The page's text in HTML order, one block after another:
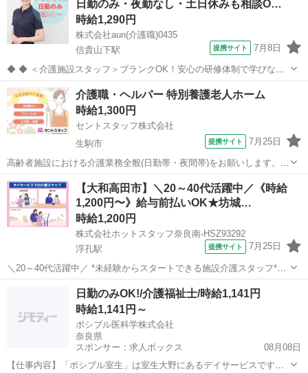
日勤のみ・夜勤なし・土日休みも相談O…
時給1,290円
株式会社aun(介護職)0435
信貴山下駅
提携サイト 7月8日
◆ ◆ ＜介護施設スタッフ＞ブランクOK！安心の研修体制で学びなが
ら働こう♪ 先輩たちはみんな、優しくあたたかい雰囲気です! 業務中は
しっかりフォローするので、安心してください。 介護スタッフとして
好スタート切りませんか...
奈良 生駒郡 信貴山下駅 介護
介護職・ヘルパー 特別養護老人ホーム
時給1,300円
セントスタッフ株式会社
生駒市
提携サイト 7月25日
高齢者施設における介護業務全般(日勤帯・夜間帯)をお願いします。
【主な業務内容】 ・食事に関する業務(配膳、下膳、服薬、食事介助、
口腔ケア) ・排泄介助(トイレ誘導またはオムツ交換) ・入浴に関する業
務(準備、誘導、着脱...
奈良 生駒市 介護
【大和高田市】＼20～40代活躍中／《時給
1,200円〜》給与前払いOK★坊城…
時給1,200円
株式会社ホットスタッフ奈良南-HSZ93292
浮孔駅
提携サイト 7月25日
＼20～40代活躍中／ *未経験からスタートできる施設介護スタッフ*
《やりがいバッチリ◎地域に貢献できる介護の職場です!》
┏━━━━━━━━━━━━━━┓ お仕事内容
━━━━━━━━━━━━━━┛ 介護老人保健...
大和高田市 介護
日勤のみOK!/介護福祉士/時給1,141円
時給1,141円～
ポシブル医科学株式会社
奈良県
スポンサー：求人ボックス
08月08日
【仕事内容】「ポシブル室生」は室生大野にあるデイサービスです。